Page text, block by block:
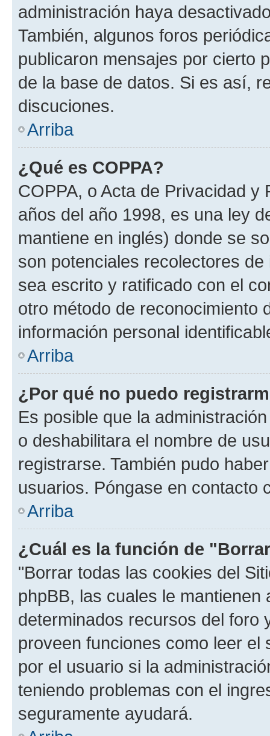
administración haya
También, algunos foros
publicaron mensajes por cierto
de la base de datos. Si es así,
discuciones.
Arriba
¿Qué es COPPA?
COPPA, o Acta de Privacidad
años del año 1998, es una ley
mantiene en inglés) donde se
son potenciales recolectores
sea escrito y ratificado con el
otro método de reconocimiento
información personal
Arriba
¿Por qué no puedo
Es posible que la
o deshabilitara el nombre de
registrarse. También pudo
usuarios. Póngase en contacto
Arriba
¿Cuál es la función de
"Borrar todas las cookies del
phpBB, las cuales le
determinados recursos del foro
proveen funciones como leer el
por el usuario si la
teniendo problemas con el
seguramente ayudará.